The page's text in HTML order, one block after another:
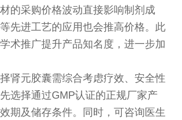
的采购价格波动直接影响制剂成
先进工艺的应用也会推高价格。此
术推广提升产品知名度，进一步加
肾元胶囊需综合考虑疗效、安全性
选择通过GMP认证的正规厂家产
期及储存条件。同时，可咨询医生